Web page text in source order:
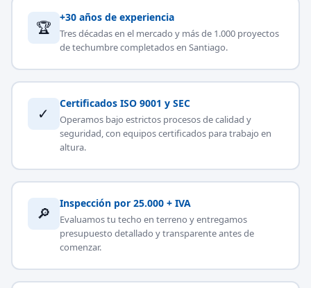
🏆
+30 años de experiencia
Tres décadas en el mercado y más de 1.000 proyectos
de techumbre completados en Santiago.
✓
Certificados ISO 9001 y SEC
Operamos bajo estrictos procesos de calidad y
seguridad, con equipos certificados para trabajo en
altura.
🔎
Inspección por 25.000 + IVA
Evaluamos tu techo en terreno y entregamos
presupuesto detallado y transparente antes de
comenzar.